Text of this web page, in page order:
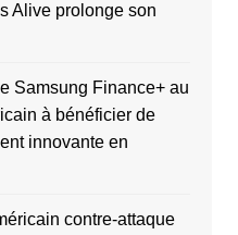
Alive prolonge son
Samsung Finance+ au
à bénéficier de
innovante en
contre-attaque